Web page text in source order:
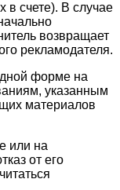
в счете). В случае
возвращает
рекламодателя.
форме на
указанным
материалов
или на
от его